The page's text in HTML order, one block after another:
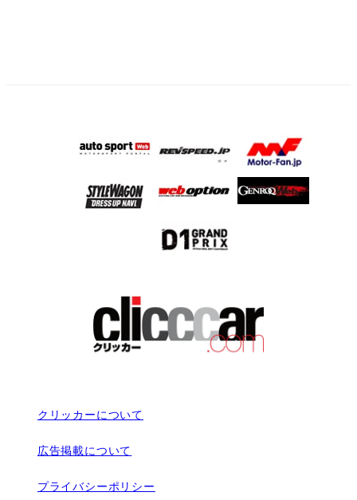
クリッカーについて
広告掲載について
プライバシーポリシー